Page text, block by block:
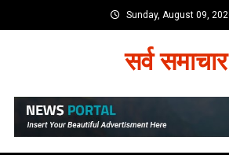
to
Sunday, August 09,
सर्व समाचार